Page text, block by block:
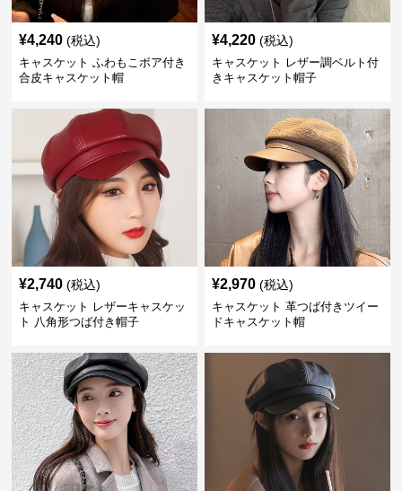
¥4,240 (税込)
キャスケット ふわもこボア付き
合皮キャスケット帽
¥4,220 (税込)
キャスケット レザー調ベルト付
きキャスケット帽子
¥2,740 (税込)
キャスケット レザーキャスケッ
ト 八角形つば付き帽子
¥2,970 (税込)
キャスケット 革つば付きツイー
ドキャスケット帽